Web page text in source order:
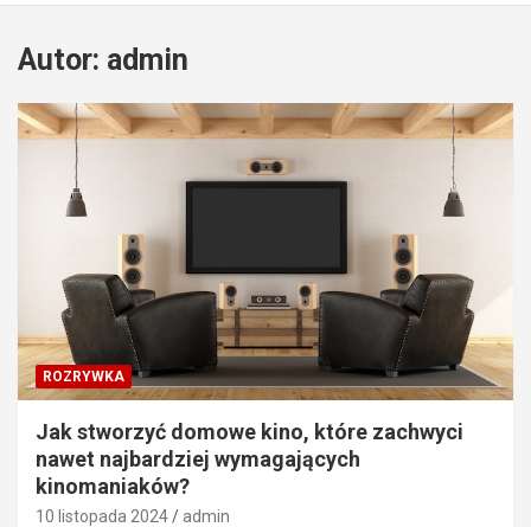
Autor: admin
ROZRYWKA
Jak stworzyć domowe kino, które zachwyci
nawet najbardziej wymagających
kinomaniaków?
10 listopada 2024 admin